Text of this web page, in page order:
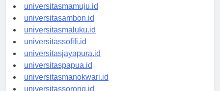
universitasgorontalo.id
universitasmamuju.id
universitasambon.id
universitasmaluku.id
universitassofifi.id
universitasjayapura.id
universitaspapua.id
universitasmanokwari.id